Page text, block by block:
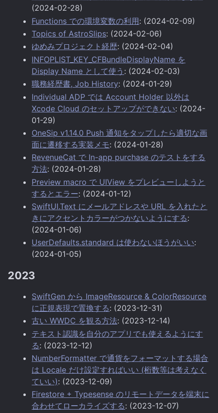
(2024-02-28)
Functions での環境変数の利用: (2024-02-09)
Topics of AstroSlips: (2024-02-06)
ゆめみプロジェクト経歴: (2024-02-04)
INFOPLIST_KEY_CFBundleDisplayName を
Display Name として使う : (2024-02-03)
職務経歴書, Job History: (2024-01-29)
Individual ADP では Account Holder 以外は
Xcode Cloud のセットアップができない: (2024-
01-29)
OneSip v1.14.0 Push 通知をタップしたら適切な画
面に遷移する実装メモ: (2024-01-28)
RevenueCat で In-app purchase のテストをする
方法: (2024-01-28)
Preview macro で UIView をプレビューしようと
するとエラー: (2024-01-12)
SwiftUI.Text にメールアドレスや URL を入れたと
きにアクセントカラーがつかないようにする:
(2024-01-06)
UserDefaults.standard は使わないほうがいい:
(2024-01-05)
2023
SwiftGen から ImageResource & ColorResource
に正規表現で置換する: (2023-12-31)
古い WWDC を観る方法: (2023-12-14)
テキスト認識を自分のアプリでも使えるようにす
る: (2023-12-12)
NumberFormatter で通貨をフォーマットする場合
は Locale だけ設定すればいい (桁数等は考えなく
ていい): (2023-12-09)
Firestore + Typesense のリモートデータを端末に
合わせてローカライズする: (2023-12-07)